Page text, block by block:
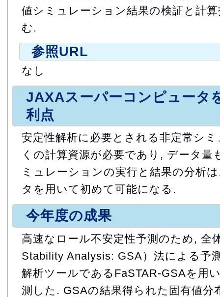
値シミュレーション結果の検証と計
む.
参照URL
なし
JAXAスーパーコンピュータ
利点
安定性解析に必要とされる非定常シ
くの計算資源が必要であり, データ量
ミュレーションの実行と結果の分析
タを用いて初めて可能になる.
今年度の成果
高速なロール不安定性予測のため, 全
Stability Analysis: GSA）法による予
解析ツールであるFaSTAR-GSAを用
測した. GSAの結果得られた固有値分